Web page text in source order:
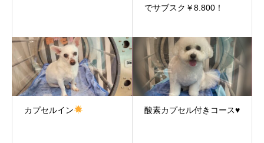
でサブスク￥8.800！
カプセルイン 酸素カプセル付きコース♥